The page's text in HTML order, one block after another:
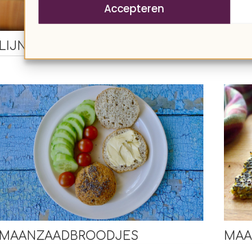
Accepteren
LIJNZAAD BANANENBROOD
MAANZAADBROODJES